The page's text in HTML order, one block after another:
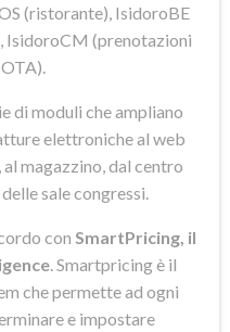
(ristorante), IsidoroBE
IsidoroCM (prenotazioni
di moduli che ampliano
elettroniche al web
al magazzino, dal centro
sale congressi.
con SmartPricing, il
. Smartpricing è il
che permette ad ogni
e impostare